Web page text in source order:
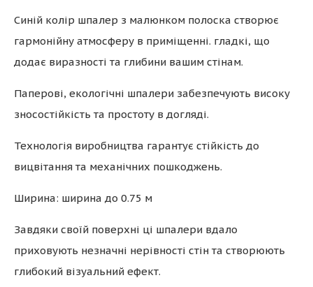
Синій колір шпалер з малюнком полоска створює
гармонійну атмосферу в приміщенні. гладкі, що
додає виразності та глибини вашим стінам.
Паперові, екологічні шпалери забезпечують високу
зносостійкість та простоту в догляді.
Технологія виробництва гарантує стійкість до
вицвітання та механічних пошкоджень.
Ширина: ширина до 0.75 м
Завдяки своїй поверхні ці шпалери вдало
приховують незначні нерівності стін та створюють
глибокий візуальний ефект.